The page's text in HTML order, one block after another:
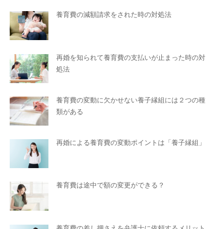
養育費の減額請求をされた時の対処法
再婚を知られて養育費の支払いが止まった時の対
処法
養育費の変動に欠かせない養子縁組には２つの種
類がある
再婚による養育費の変動ポイントは「養子縁組」
養育費は途中で額の変更ができる？